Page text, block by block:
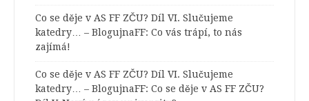
Co se děje v AS FF ZČU? Díl VI. Slučujeme
katedry… – BlogujnaFF: Co vás trápí, to nás
zajímá!
Co se děje v AS FF ZČU? Díl VI. Slučujeme
katedry… – BlogujnaFF: Co se děje v AS FF ZČU?